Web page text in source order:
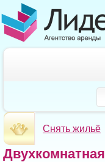
Снять жильё
Двухкомнатная